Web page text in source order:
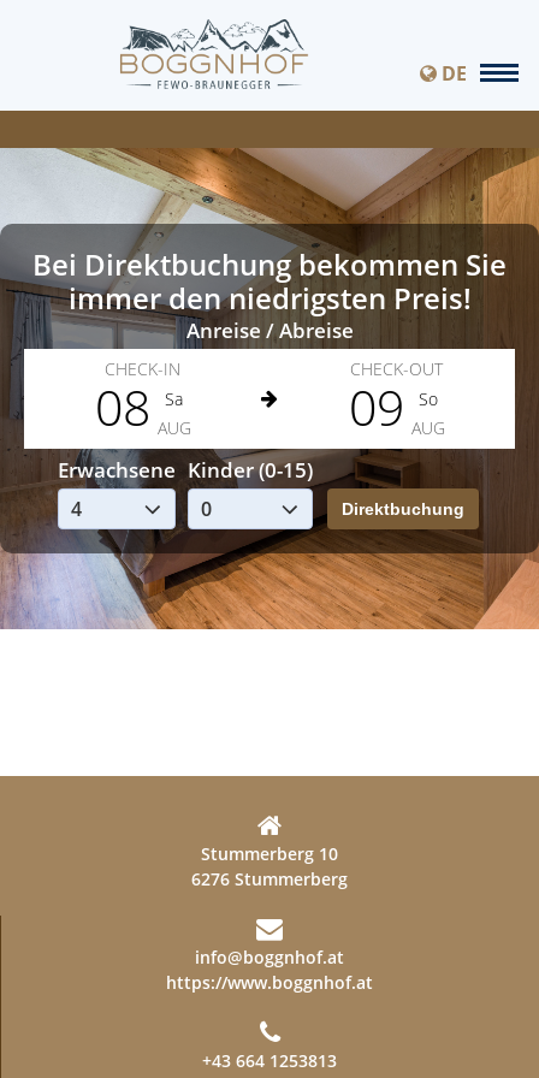
DE
Bei Direktbuchung bekommen Sie
immer den niedrigsten Preis!
Anreise / Abreise
CHECK-IN
08
Sa
AUG
CHECK-OUT
09
So
AUG
Erwachsene Kinder (0-15)
Stummerberg 10
6276 Stummerberg
info@boggnhof.at
https://www.boggnhof.at
+43 664 1253813